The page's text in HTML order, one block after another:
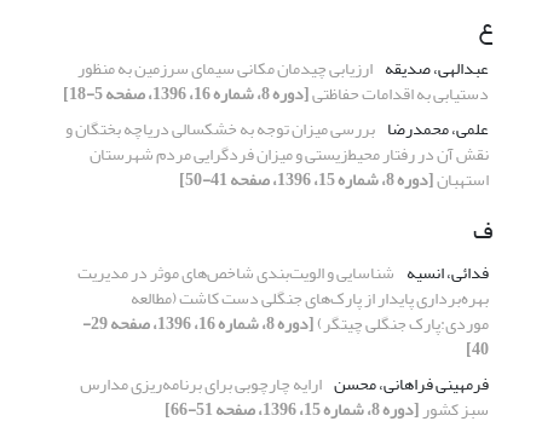
ع
عبدالهی، صدیقه ارزیابی چیدمان مکانی سیمای سرزمین به منظور
دستیابی به اقدامات حفاظتی[دوره 8، شماره 16، 1396، صفحه 5-18]
علمی، محمدرضا بررسی میزان توجه به خشکسالی دریاچه بختگان و
نقش آن در رفتار محیط‌زیستی و میزان فردگرایی مردم شهرستان
استهبان[دوره 8، شماره 15، 1396، صفحه 41-50]
ف
فدائی، انسیه شناسایی و الویت‌بندی شاخص‌های موثر در مدیریت
بهره‌برداری پایدار از پارک‌های جنگلی دست کاشت (مطالعه
موردی:پارک جنگلی چیتگر) [دوره 8، شماره 16، 1396، صفحه 29-
40]
فرمهینی فراهانی، محسن ارایه چارچوبی برای برنامه‌ریزی مدارس
سبز کشور[دوره 8، شماره 15، 1396، صفحه 51-66]